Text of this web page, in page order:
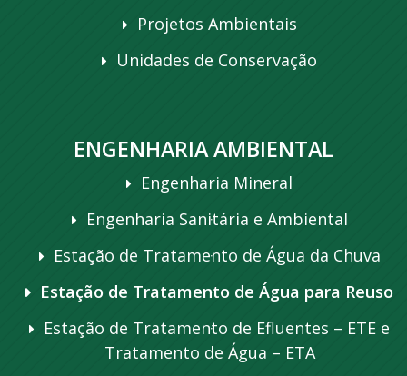
Projetos Ambientais
Unidades de Conservação
ENGENHARIA AMBIENTAL
Engenharia Mineral
Engenharia Sanitária e Ambiental
Estação de Tratamento de Água da Chuva
Estação de Tratamento de Água para Reuso
Estação de Tratamento de Efluentes – ETE e
Tratamento de Água – ETA